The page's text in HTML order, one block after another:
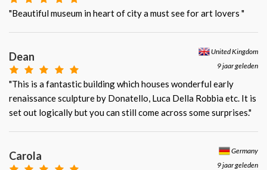
"Beautiful museum in heart of city a must see for art lovers "
United Kingdom
9 jaar geleden
Dean
"This is a fantastic building which houses wonderful early
renaissance sculpture by Donatello, Luca Della Robbia etc. It is
set out logically but you can still come across some surprises."
Germany
9 jaar geleden
Carola